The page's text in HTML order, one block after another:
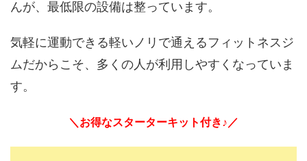
んが、最低限の設備は整っています。
気軽に運動できる軽いノリで通えるフィットネスジ
ムだからこそ、多くの人が利用しやすくなっていま
す。
＼お得なスターターキット付き♪／